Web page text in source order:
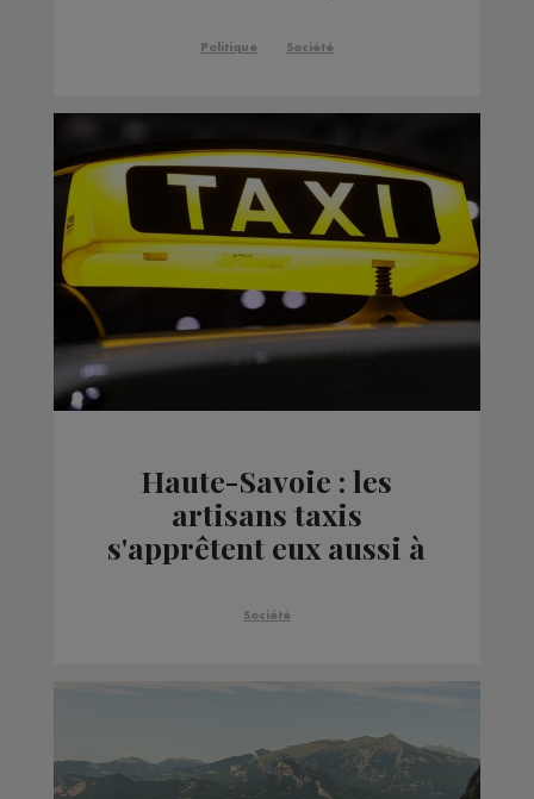
défendre sa réforme
Politique Société
Haute-Savoie : les
artisans taxis
s'apprêtent eux aussi à
Société